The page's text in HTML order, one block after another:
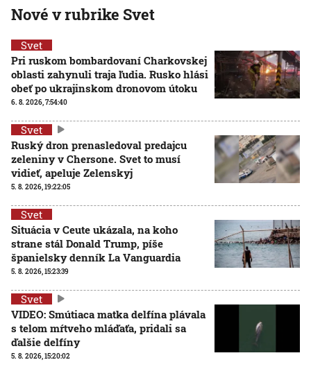
Nové v rubrike Svet
Svet
Pri ruskom bombardovaní Charkovskej
oblasti zahynuli traja ľudia. Rusko hlási
obeť po ukrajinskom dronovom útoku
6. 8. 2026, 7:54:40
Svet
Ruský dron prenasledoval predajcu
zeleniny v Chersone. Svet to musí
vidieť, apeluje Zelenskyj
5. 8. 2026, 19:22:05
Svet
Situácia v Ceute ukázala, na koho
strane stál Donald Trump, píše
španielsky denník La Vanguardia
5. 8. 2026, 15:23:39
Svet
VIDEO: Smútiaca matka delfína plávala
s telom mŕtveho mláďaťa, pridali sa
ďalšie delfíny
5. 8. 2026, 15:20:02